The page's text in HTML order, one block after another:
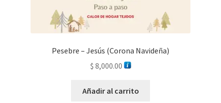
Pesebre – Jesús (Corona Navideña)
$ 8,000.00
Añadir al carrito